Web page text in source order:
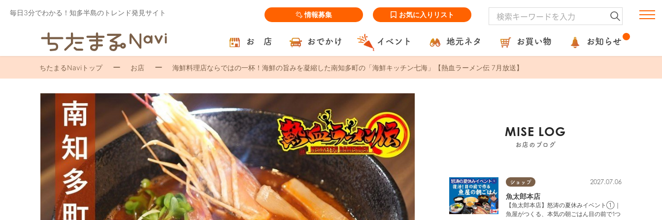
毎日3分でわかる！知多半島のトレンド発見サイト 情報募集 お気に入りリスト
お 店 おでかけ イベント 地元ネタ お買い物 お知らせ
ちたまるNaviトップ お店 海鮮料理店ならではの一杯！海鮮の旨みを凝縮した南知多町の「海鮮キッチン七海」【熱血ラーメン伝 7月放送】
MISE LOG
お店のブログ
ショップ 2027.07.06
魚太郎本店
【魚太郎本店】怒涛の夏休みイベント①｜
魚屋がつくる、本気の朝ごはん目の前で1つ